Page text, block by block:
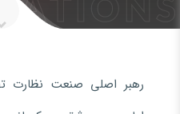
رهبر اصلی صنعت نظارت